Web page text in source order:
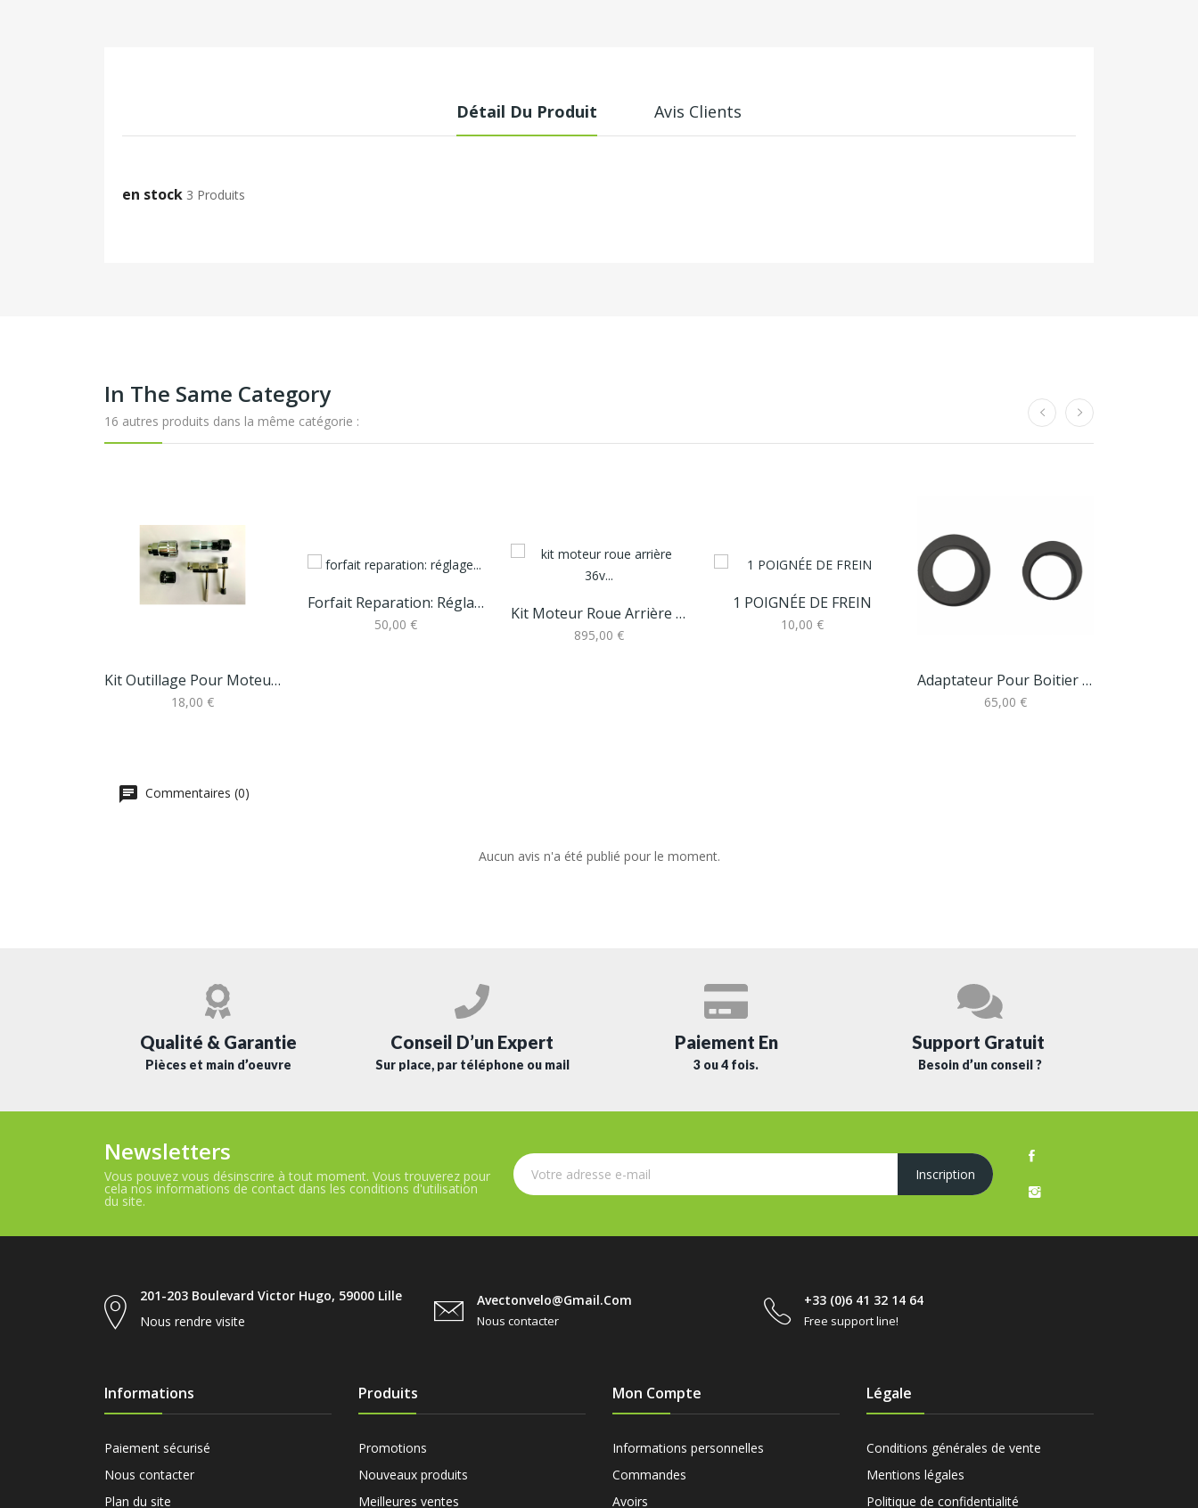
Détail Du Produit Avis Clients
en stock 3 Produits
In The Same Category
16 autres produits dans la même catégorie :
Kit Outillage Pour Moteur Bafang
18,00 €
Forfait Reparation: Réglage Frein Tambour Et...
50,00 €
Kit Moteur Roue Arrière 36v Ozo Batterie...
895,00 €
1 POIGNÉE DE FREIN
10,00 €
Adaptateur Pour Boitier Pressfit 41mm
65,00 €
Commentaires (0)
Aucun avis n'a été publié pour le moment.
Qualité & Garantie
Pièces et main d’oeuvre
Conseil D’un Expert
Sur place, par téléphone ou mail
Paiement En
3 ou 4 fois.
Support Gratuit
Besoin d’un conseil ?
Newsletters
Vous pouvez vous désinscrire à tout moment. Vous trouverez pour
cela nos informations de contact dans les conditions d'utilisation
du site.
201-203 Boulevard Victor Hugo, 59000 Lille
Nous rendre visite
Avectonvelo@gmail.com
Nous contacter
+33 (0)6 41 32 14 64
Free support line!
Informations
Paiement sécurisé
Nous contacter
Plan du site
Produits
Promotions
Nouveaux produits
Meilleures ventes
Mon Compte
Informations personnelles
Commandes
Avoirs
Légale
Conditions générales de vente
Mentions légales
Politique de confidentialité